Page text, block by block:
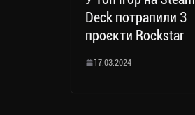
Deck потрапили 3
проєкти Rockstar
17.03.2024